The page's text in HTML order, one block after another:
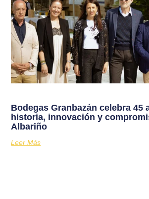
Bodegas Granbazán celebra 45
historia, innovación y
Albariño
Leer Más